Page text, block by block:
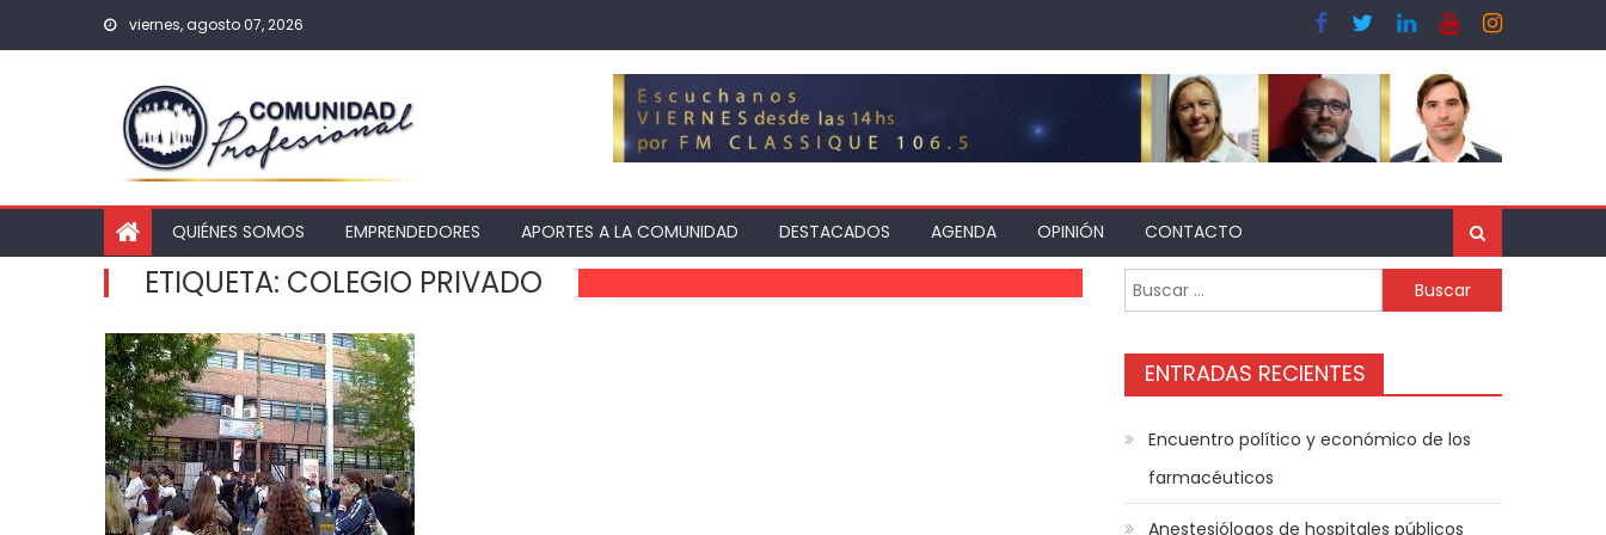
viernes, agosto 07, 2026
QUIÉNES SOMOS EMPRENDEDORES APORTES A LA COMUNIDAD DESTACADOS AGENDA OPINIÓN CONTACTO
ETIQUETA: COLEGIO PRIVADO
ENTRADAS RECIENTES
Encuentro político y económico de los
farmacéuticos
Anestesiólogos de hospitales públicos